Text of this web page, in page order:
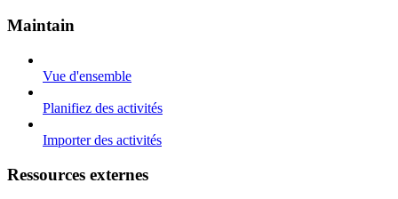
Maintain
Vue d'ensemble
Planifiez des activités
Importer des activités
Ressources externes